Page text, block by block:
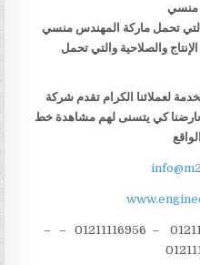
منسي
تحمل ماركة المهندس منسي
والصلاحية والتي تحمل
لعملائنا الكرام تقدم شركة
كي يتسنى لهم مشاهدة خط
موبايل: 01211116954 – 01211116955 – 01211116956 – –